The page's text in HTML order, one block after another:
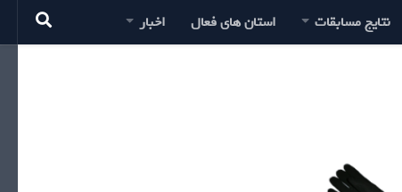
نتایج مسابقات استان های فعال اخبار